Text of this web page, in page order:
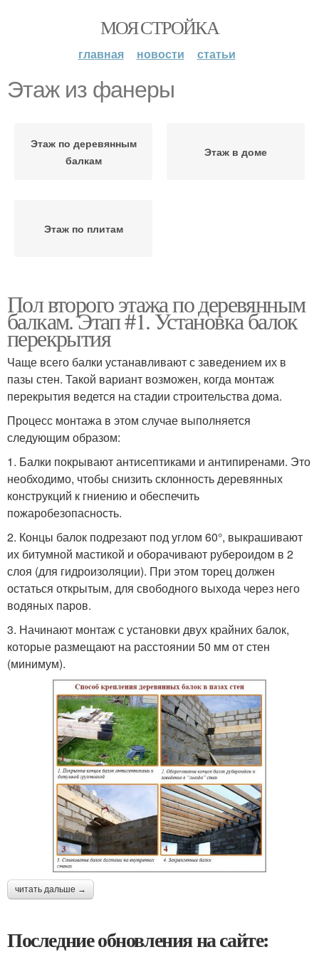
МОЯ СТРОЙКА
главная новости статьи
Этаж из фанеры
Этаж по деревянным
балкам
Этаж в доме
Этаж по плитам
Пол второго этажа по деревянным
балкам. Этап #1. Установка балок
перекрытия
Чаще всего балки устанавливают с заведением их в
пазы стен. Такой вариант возможен, когда монтаж
перекрытия ведется на стадии строительства дома.
Процесс монтажа в этом случае выполняется
следующим образом:
1. Балки покрывают антисептиками и антипиренами. Это
необходимо, чтобы снизить склонность деревянных
конструкций к гниению и обеспечить
пожаробезопасность.
2. Концы балок подрезают под углом 60°, выкрашивают
их битумной мастикой и оборачивают рубероидом в 2
слоя (для гидроизоляции). При этом торец должен
остаться открытым, для свободного выхода через него
водяных паров.
3. Начинают монтаж с установки двух крайних балок,
которые размещают на расстоянии 50 мм от стен
(минимум).
читать дальше →
Последние обновления на сайте: